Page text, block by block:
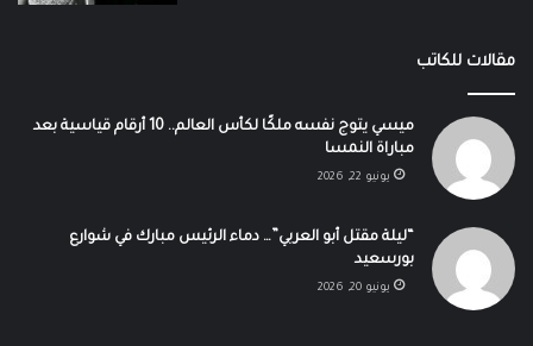
مقالات للكاتب
ميسي يتوج نفسه ملكًا لكأس العالم.. 10 أرقام قياسية بعد
مباراة النمسا
يونيو 22, 2026
“ليلة مقتل أبو العربي”… دماء الرئيس مبارك في شوارع
بورسعيد
يونيو 20, 2026